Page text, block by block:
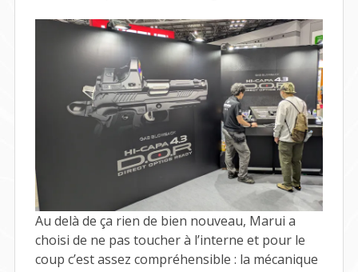
Au delà de ça rien de bien nouveau, Marui a
choisi de ne pas toucher à l’interne et pour le
coup c’est assez compréhensible : la mécanique